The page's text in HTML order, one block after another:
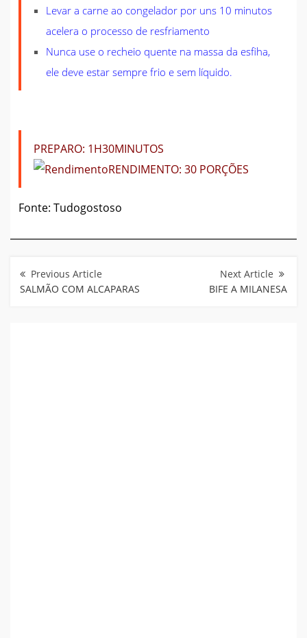
Levar a carne ao congelador por uns 10 minutos
acelera o processo de resfriamento
Nunca use o recheio quente na massa da esfiha,
ele deve estar sempre frio e sem líquido.
PREPARO: 1H30MINUTOS
RENDIMENTO: 30 PORÇÕES
Fonte: Tudogostoso
de
Post
SALMÃO COM ALCAPARAS BIFE A MILANESA